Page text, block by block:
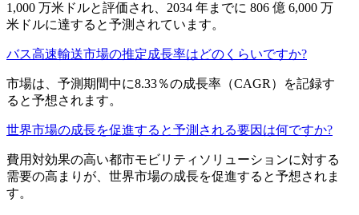
1,000 万米ドルと評価され、2034 年までに 806 億 6,000 万
米ドルに達すると予測されています。
バス高速輸送市場の推定成長率はどのくらいですか?
市場は、予測期間中に8.33％の成長率（CAGR）を記録す
ると予想されます。
世界市場の成長を促進すると予測される要因は何ですか?
費用対効果の高い都市モビリティソリューションに対する
需要の高まりが、世界市場の成長を促進すると予想されま
す。